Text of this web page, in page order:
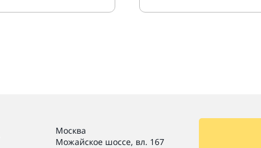
Москва
Можайское шоссе, вл. 167